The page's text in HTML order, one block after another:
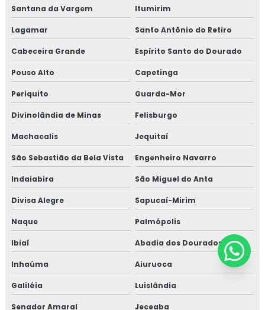
Santana da Vargem Itumirim
Lagamar Santo Antônio do Retiro
Cabeceira Grande Espírito Santo do Dourado
Pouso Alto Capetinga
Periquito Guarda-Mor
Divinolândia de Minas Felisburgo
Machacalis Jequitaí
São Sebastião da Bela Vista Engenheiro Navarro
Indaiabira São Miguel do Anta
Divisa Alegre Sapucaí-Mirim
Naque Palmópolis
Ibiaí Abadia dos Dourados
Inhaúma Aiuruoca
Galiléia Luislândia
Senador Amaral Jeceaba